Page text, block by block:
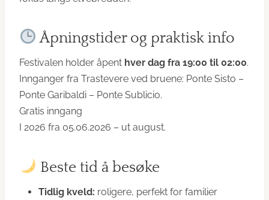
Åpningstider og praktisk info
Festivalen holder åpent hver dag fra 19:00 til 02:00.
Innganger fra Trastevere ved bruene: Ponte Sisto –
Ponte Garibaldi – Ponte Sublicio.
Gratis inngang
I 2026 fra 05.06.2026 – ut august.
Beste tid å besøke
Tidlig kveld: roligere, perfekt for familier